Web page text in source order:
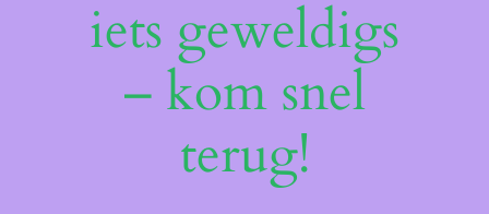
iets geweldigs
– kom snel
terug!